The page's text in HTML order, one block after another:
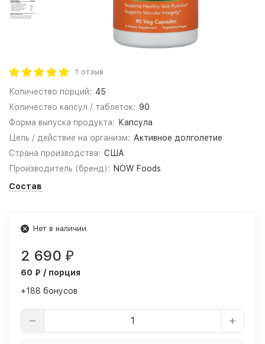
1 отзыв
Количество порций: 45
Количество капсул / таблеток: 90
Форма выпуска продукта:
Капсула
Цель / действие на организм: Активное долголетие
Страна производства: США
Производитель (бренд): NOW Foods
Состав
Нет в наличии
2 690 ₽
60 ₽ / порция
+188 бонусов